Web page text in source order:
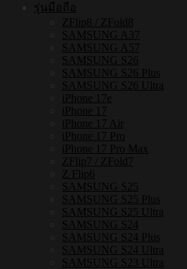
กระจกเงา
[iPhone15/iPhone16/iPhone17/
รุ่นมือถือ
ZFlip8 / ZFold8
SAMSUNG A37
SAMSUNG A57
SAMSUNG S26
SAMSUNG S26 Plus
SAMSUNG S26 Ultra
iPhone 17e
iPhone 17
iPhone 17 Air
iPhone 17 Pro
iPhone 17 Pro Max
ZFlip7 / ZFold7
Z Flip6
SAMSUNG S25
SAMSUNG S25 Plus
SAMSUNG S25 Ultra
SAMSUNG S24
SAMSUNG S24 Plus
SAMSUNG S24 Ultra
SAMSUNG S23 Ultra